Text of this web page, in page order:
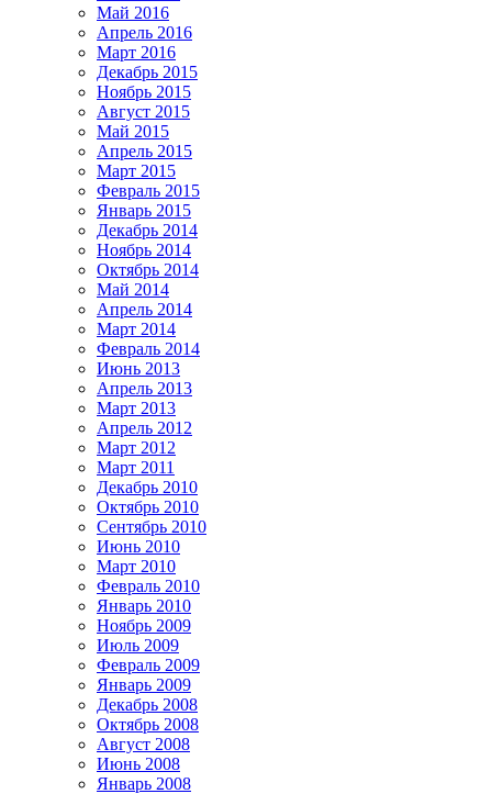
Май 2016
Апрель 2016
Март 2016
Декабрь 2015
Ноябрь 2015
Август 2015
Май 2015
Апрель 2015
Март 2015
Февраль 2015
Январь 2015
Декабрь 2014
Ноябрь 2014
Октябрь 2014
Май 2014
Апрель 2014
Март 2014
Февраль 2014
Июнь 2013
Апрель 2013
Март 2013
Апрель 2012
Март 2012
Март 2011
Декабрь 2010
Октябрь 2010
Сентябрь 2010
Июнь 2010
Март 2010
Февраль 2010
Январь 2010
Ноябрь 2009
Июль 2009
Февраль 2009
Январь 2009
Декабрь 2008
Октябрь 2008
Август 2008
Июнь 2008
Январь 2008